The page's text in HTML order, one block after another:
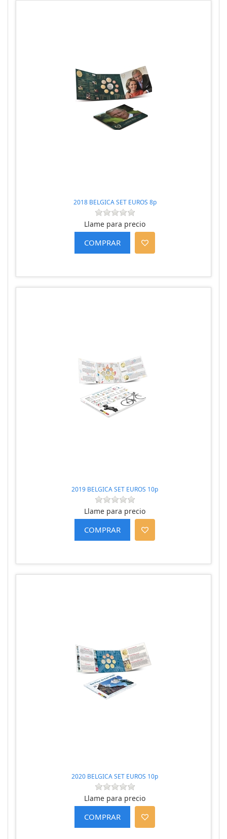
2018 BELGICA SET EUROS 8p
Llame para precio
2019 BELGICA SET EUROS 10p
Llame para precio
2020 BELGICA SET EUROS 10p
Llame para precio